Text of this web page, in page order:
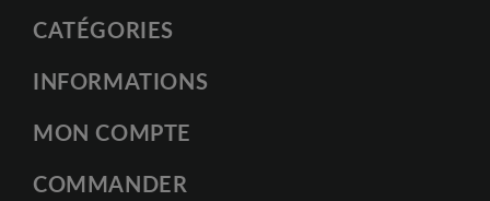
CATÉGORIES
INFORMATIONS
MON COMPTE
COMMANDER